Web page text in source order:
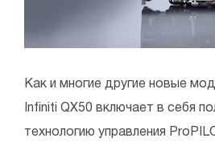
Как и многие другие новые
Infiniti QX50 включает в себя
технологию управления